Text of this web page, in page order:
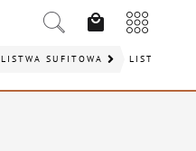
LISTWA SUFITOWA LISTWA